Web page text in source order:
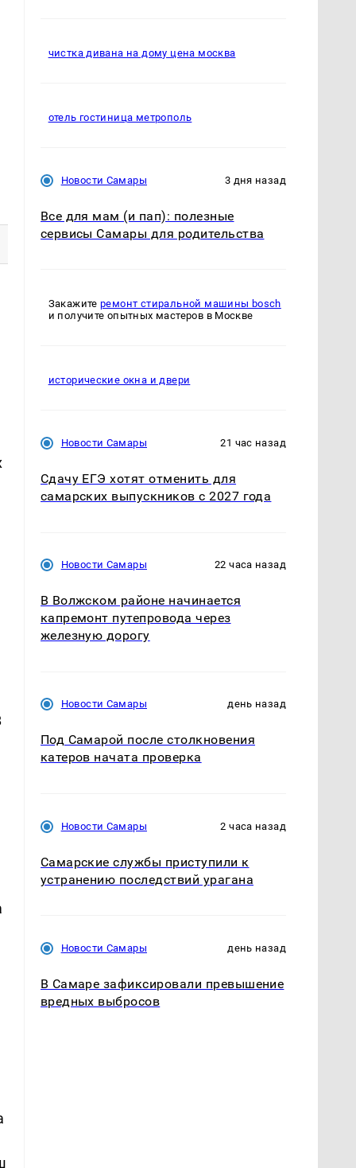
чистка дивана на дому цена москва
отель гостиница метрополь
Новости Самары 3 дня назад
Все для мам (и пап): полезные
сервисы Самары для родительства
Закажитеремонт стиральной машины bosch
и получите опытных мастеров в Москве
исторические окна и двери
Новости Самары 21 час назад
Сдачу ЕГЭ хотят отменить для
самарских выпускников с 2027 года
Новости Самары 22 часа назад
В Волжском районе начинается
капремонт путепровода через
железную дорогу
Новости Самары день назад
Под Самарой после столкновения
катеров начата проверка
Новости Самары 2 часа назад
Самарские службы приступили к
устранению последствий урагана
Новости Самары день назад
В Самаре зафиксировали превышение
вредных выбросов